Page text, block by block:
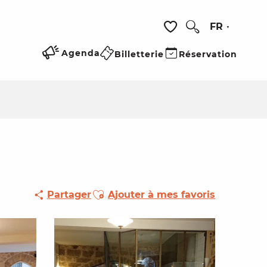
Voir les favoris
FR
Agenda Billetterie Réservation
PartagerAjouter aux favoris
Ajouter à mes favoris